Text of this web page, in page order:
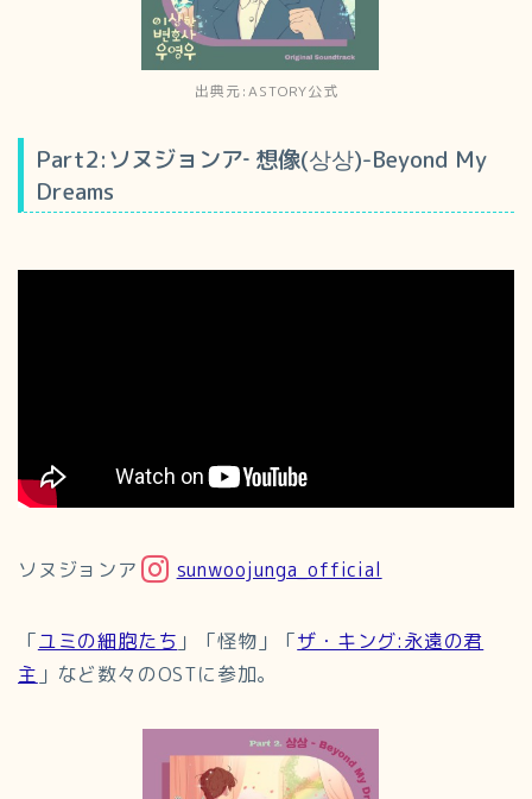
出典元:ASTORY公式
Part2:ソヌジョンア‐ 想像(상상)-Beyond My
Dreams
ソヌジョンア sunwoojunga_official
「ユミの細胞たち 」「怪物」「ザ・キング:永遠の君
主 」など数々のOSTに参加。